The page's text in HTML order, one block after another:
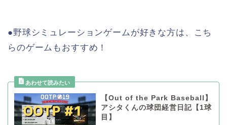
●野球シミュレーションゲームが好きな方は、こち
らのゲームもおすすめ！
【Out of the Park Baseball】
アシタくんの球団経営日記【1球
目】